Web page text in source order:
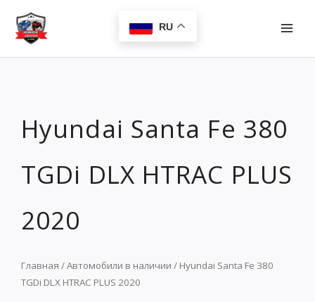
Перейти
содержимому
RU
Hyundai Santa Fe 380
TGDi DLX HTRAC PLUS
2020
Главная /Автомобили в наличии / Hyundai Santa Fe 380
TGDi DLX HTRAC PLUS 2020